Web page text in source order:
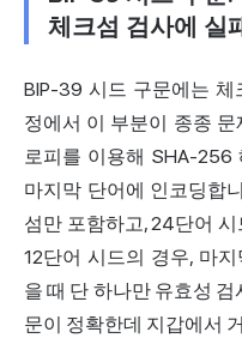
체크섬 검사에 실
BIP-39 시드 구문에는
정에서 이 부분이 종종
로피를 이용해 SHA-256
마지막 단어에 인코딩합
섬만 포함하고, 24단어
12단어 시드의 경우, 마
을 때 단 하나만 유효성
문이 정확한데 지갑에서